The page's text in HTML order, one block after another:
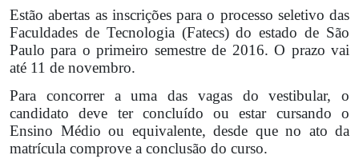
Estão abertas as inscrições para o processo seletivo das
Faculdades de Tecnologia (Fatecs) do estado de São
Paulo para o primeiro semestre de 2016. O prazo vai
até 11 de novembro.
Para concorrer a uma das vagas do vestibular, o
candidato deve ter concluído ou estar cursando o
Ensino Médio ou equivalente, desde que no ato da
matrícula comprove a conclusão do curso.